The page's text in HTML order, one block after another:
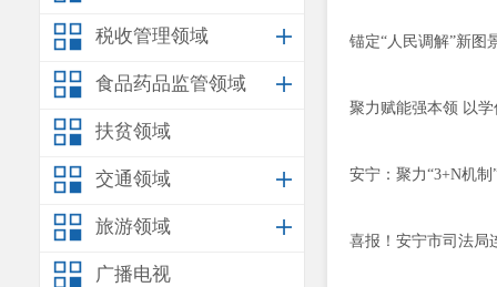
税收管理领域
食品药品监管领域
扶贫领域
交通领域
旅游领域
广播电视
锚定“人民调解”新图
聚力赋能强本领 以
安宁：聚力“3+N机
喜报！安宁市司法局